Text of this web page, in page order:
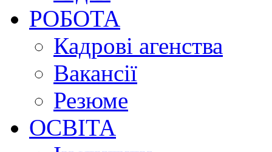
РОБОТА
Кадрові агенства
Вакансії
Резюме
ОСВІТА